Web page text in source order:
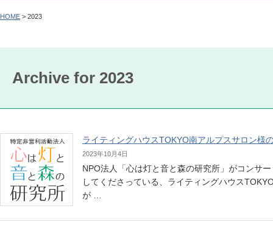
HOME > 2023
Archive for 2023
ライティングハウスTOKYO南アルプスサロン様
2023年10月4日
NPO法人「心は灯と音と森の研究所」がコンサ
してくださっている、ライティングハウス
が …